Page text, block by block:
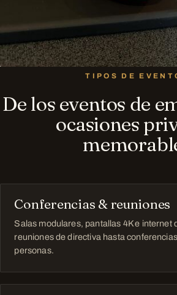
TIPOS DE
De los eventos de
ocasiones
Conferencias & reuniones
Salas modulares, pantallas 4K e internet
reuniones de directiva hasta
personas.